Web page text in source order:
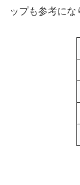
ップも参考にな